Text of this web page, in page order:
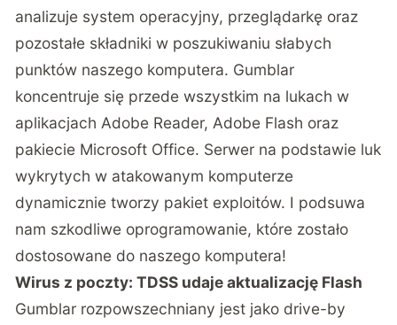
analizuje system operacyjny, przeglądarkę oraz
pozostałe składniki w poszukiwaniu słabych
punktów naszego komputera. Gumblar
koncentruje się przede wszystkim na lukach w
aplikacjach Adobe Reader, Adobe Flash oraz
pakiecie Microsoft Office. Serwer na podstawie luk
wykrytych w atakowanym komputerze
dynamicznie tworzy pakiet exploitów. I podsuwa
nam szkodliwe oprogramowanie, które zostało
dostosowane do naszego komputera!
Wirus z poczty: TDSS udaje aktualizację Flash
Gumblar rozpowszechniany jest jako drive-by